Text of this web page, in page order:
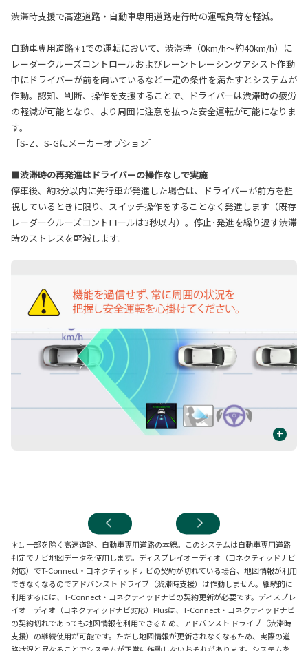
渋滞時支援で高速道路・自動車専用道路走行時の運転負荷を軽減。
自動車専用道路＊1での運転において、渋滞時（0km/h～約40km/h）に
レーダークルーズコントロールおよびレーントレーシングアシスト作動
中にドライバーが前を向いているなど一定の条件を満たすとシステムが
作動。認知、判断、操作を支援することで、ドライバーは渋滞時の疲労
の軽減が可能となり、より周囲に注意を払った安全運転が可能になりま
す。
［S-Z、S-Gにメーカーオプション］
■渋滞時の再発進はドライバーの操作なしで実施
停車後、約3分以内に先行車が発進した場合は、ドライバーが前方を監
視しているときに限り、スイッチ操作をすることなく発進します（既存
レーダークルーズコントロールは3秒以内）。停止･発進を繰り返す渋滞
時のストレスを軽減します。
+
＊1. 一部を除く高速道路、自動車専用道路の本線。このシステムは自動車専用道路
判定でナビ地図データを使用します。ディスプレイオーディオ（コネクティッドナビ
対応）でT-Connect・コネクティッドナビの契約が切れている場合、地図情報が利用
できなくなるのでアドバンスト ドライブ（渋滞時支援）は作動しません。継続的に
利用するには、T-Connect・コネクティッドナビの契約更新が必要です。ディスプレ
イオーディオ（コネクティッドナビ対応）Plusは、T-Connect・コネクティッドナビ
の契約切れであっても地図情報を利用できるため、アドバンスト ドライブ（渋滞時
支援）の継続使用が可能です。ただし地図情報が更新されなくなるため、実際の道